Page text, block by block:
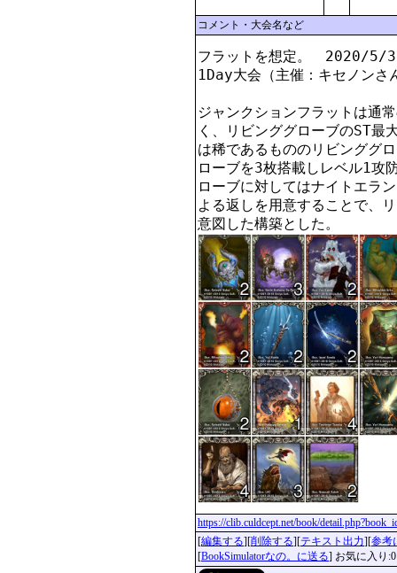
コメント・大会名など
フラットを想定。　2020/5/
1Day大会（主催：キセノンさ
ジャンクションフラットは通
く、リビンググローブのST最
は稀であるもののリビンググ
ローブを3枚搭載しレベル1攻
ローブに対してはナイトエラ
よる返しを用意することで、
意図した構築とした。
https://clib.culdcept.net/book/
[編集する][削除する][テキスト出力][参考
[BookSimulatorなの。に送る] お気に入り:0